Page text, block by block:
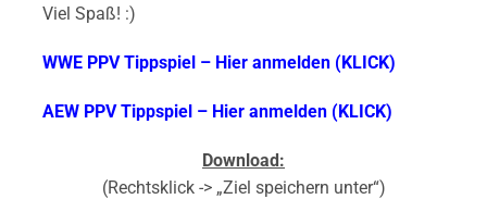
Viel Spaß! :)
WWE PPV Tippspiel – Hier anmelden (KLICK)
AEW PPV Tippspiel – Hier anmelden (KLICK)
Download:
(Rechtsklick -> „Ziel speichern unter“)